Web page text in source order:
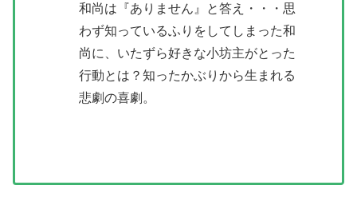
和尚は『ありません』と答え・・・思
わず知っているふりをしてしまった和
尚に、いたずら好きな小坊主がとった
行動とは？知ったかぶりから生まれる
悲劇の喜劇。